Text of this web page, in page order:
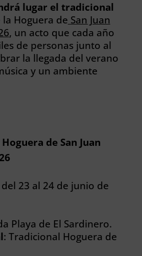
lugar el tradicional
la Hoguera de San Juan
, un acto que cada año
de personas junto al
la llegada del verano
y un ambiente
de San Juan
23 al 24 de junio de
Playa de El Sardinero.
: Tradicional Hoguera de